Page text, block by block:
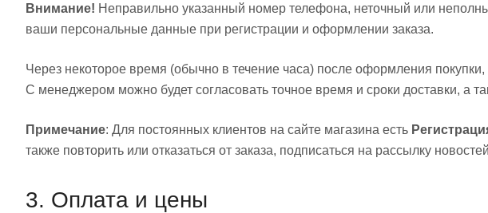
Внимание! Неправильно указанный номер телефона, неточный или
ваши персональные данные при регистрации и оформлении заказа.
Через некоторое время (обычно в течение часа) после оформления
С менеджером можно будет согласовать точное время и сроки доставки, а
Примечание: Для постоянных клиентов на сайте магазина есть
также повторить или отказаться от заказа, подписаться на рассылку
3. Оплата и цены